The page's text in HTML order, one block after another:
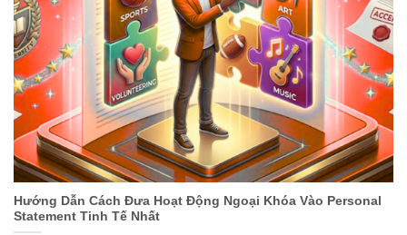
Hướng Dẫn Cách Đưa Hoạt Động Ngoại Khóa Vào Personal
Statement Tinh Tế Nhất